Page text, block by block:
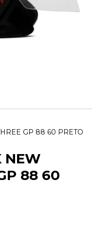
GP 88 60 PRETO
NEW
88 60